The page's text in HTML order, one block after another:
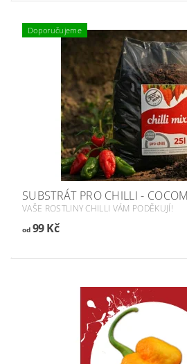
Doporučujeme
SUBSTRÁT PRO CHILLI -
VAŠE ROSTLINY CHILLI VÁM PODĚKUJÍ!
od99 Kč